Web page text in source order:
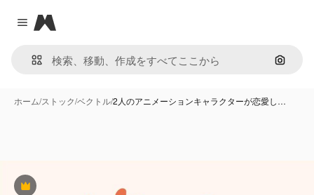
Close menu
Magnific
画像で
ホーム/ストック/ベクトル/2人のアニメーションキャラクターが恋愛し…
Premium